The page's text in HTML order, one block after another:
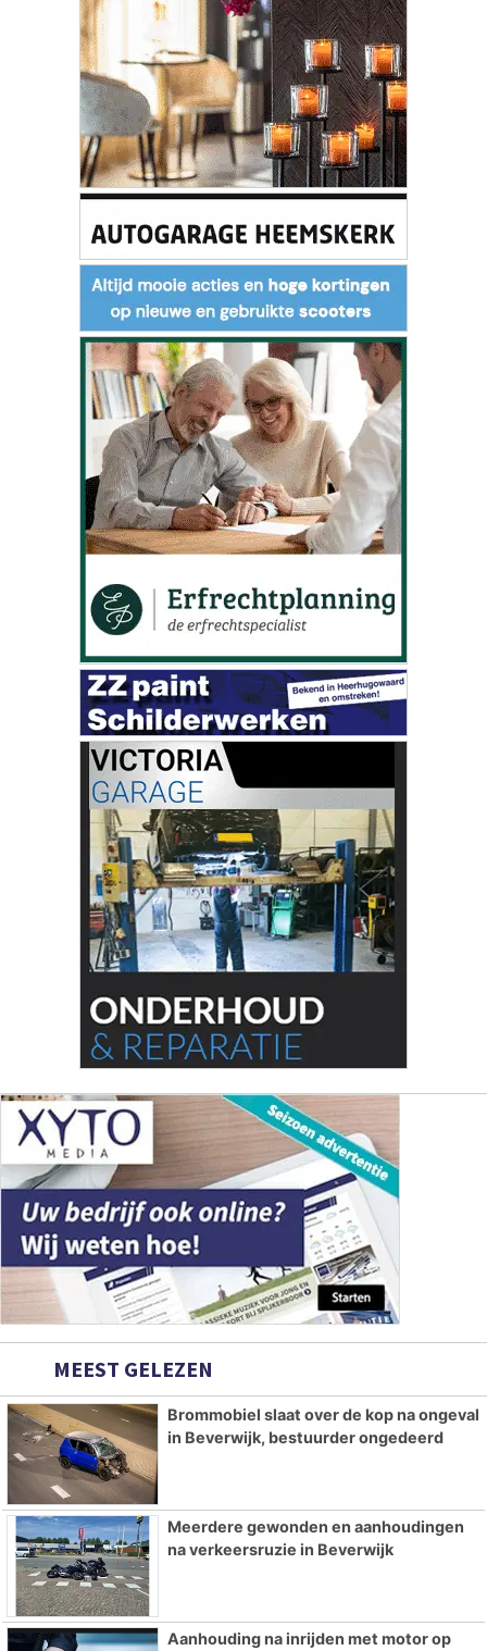
MEEST GELEZEN
Brommobiel slaat over de kop na ongeval
in Beverwijk, bestuurder ongedeerd
Meerdere gewonden en aanhoudingen
na verkeersruzie in Beverwijk
Aanhouding na inrijden met motor op